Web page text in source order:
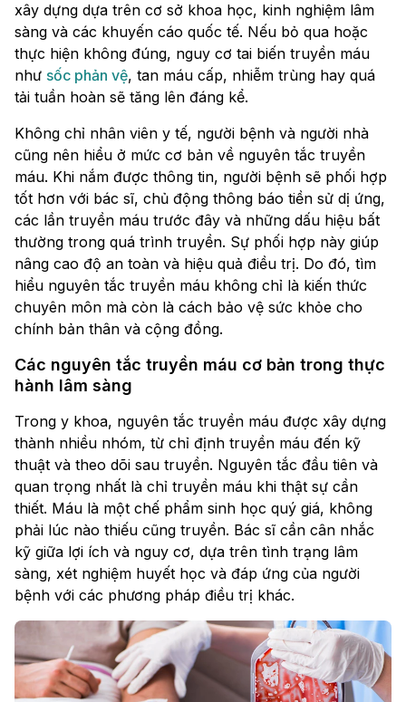
xây dựng dựa trên cơ sở khoa học, kinh nghiệm lâm
sàng và các khuyến cáo quốc tế. Nếu bỏ qua hoặc
thực hiện không đúng, nguy cơ tai biến truyền máu
như sốc phản vệ, tan máu cấp, nhiễm trùng hay quá
tải tuần hoàn sẽ tăng lên đáng kể.
Không chỉ nhân viên y tế, người bệnh và người nhà
cũng nên hiểu ở mức cơ bản về nguyên tắc truyền
máu. Khi nắm được thông tin, người bệnh sẽ phối hợp
tốt hơn với bác sĩ, chủ động thông báo tiền sử dị ứng,
các lần truyền máu trước đây và những dấu hiệu bất
thường trong quá trình truyền. Sự phối hợp này giúp
nâng cao độ an toàn và hiệu quả điều trị. Do đó, tìm
hiểu nguyên tắc truyền máu không chỉ là kiến thức
chuyên môn mà còn là cách bảo vệ sức khỏe cho
chính bản thân và cộng đồng.
Các nguyên tắc truyền máu cơ bản trong thực
hành lâm sàng
Trong y khoa, nguyên tắc truyền máu được xây dựng
thành nhiều nhóm, từ chỉ định truyền máu đến kỹ
thuật và theo dõi sau truyền. Nguyên tắc đầu tiên và
quan trọng nhất là chỉ truyền máu khi thật sự cần
thiết. Máu là một chế phẩm sinh học quý giá, không
phải lúc nào thiếu cũng truyền. Bác sĩ cần cân nhắc
kỹ giữa lợi ích và nguy cơ, dựa trên tình trạng lâm
sàng, xét nghiệm huyết học và đáp ứng của người
bệnh với các phương pháp điều trị khác.